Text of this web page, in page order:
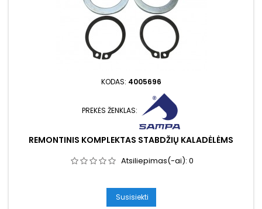
KODAS: 4005696
PREKĖS ŽENKLAS:
REMONTINIS KOMPLEKTAS STABDŽIŲ KALADĖLĖMS
Atsiliepimas(-ai): 0
Susisiekti